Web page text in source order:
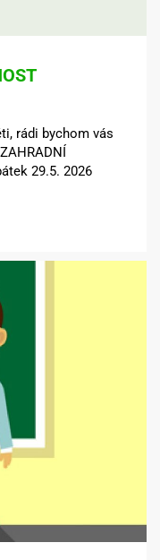
rádi bychom vás
29.5. 2026